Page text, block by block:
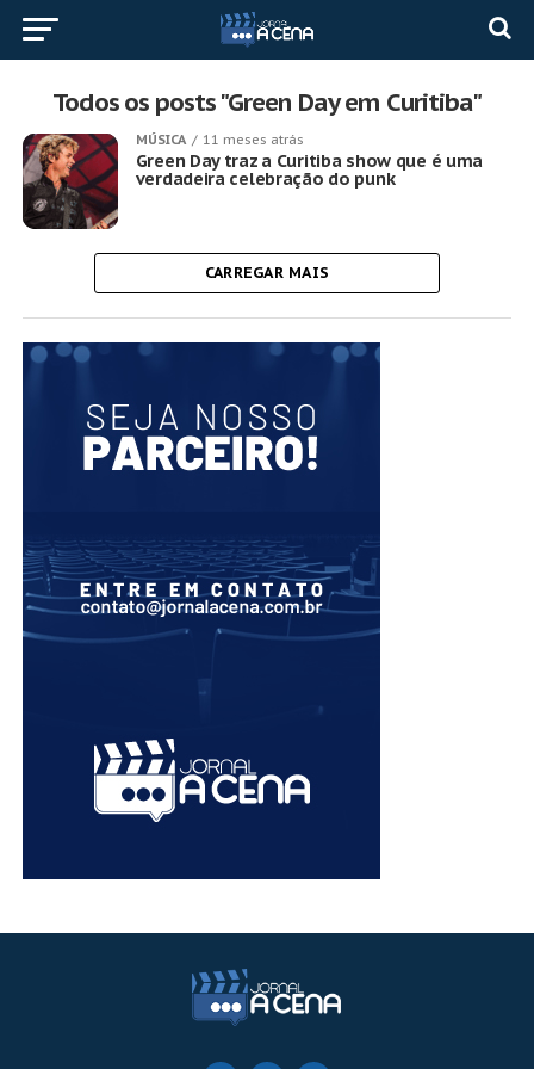
Todos os posts "Green Day em Curitiba"
MÚSICA 11 meses atrás
Green Day traz a Curitiba show que é uma
verdadeira celebração do punk
CARREGAR MAIS